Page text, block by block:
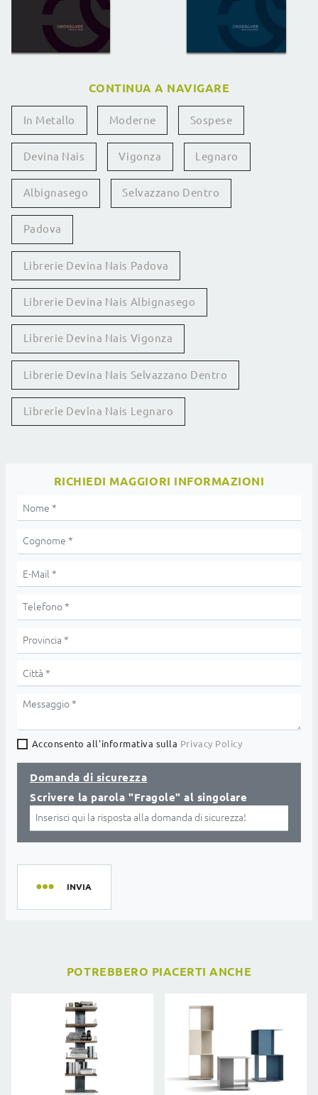
CONTINUA A NAVIGARE
In Metallo Moderne Sospese
Devina Nais Vigonza Legnaro
Albignasego Selvazzano Dentro
Padova
Librerie Devina Nais Padova
Librerie Devina Nais Albignasego
Librerie Devina Nais Vigonza
Librerie Devina Nais Selvazzano Dentro
Librerie Devina Nais Legnaro
RICHIEDI MAGGIORI INFORMAZIONI
Acconsento all'informativa sulla Privacy Policy
Domanda di sicurezza
Scrivere la parola "Fragole" al singolare
INVIA
POTREBBERO PIACERTI ANCHE